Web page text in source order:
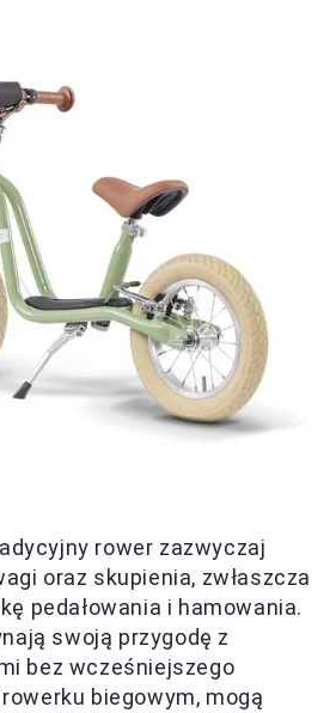
rower zazwyczaj
oraz skupienia, zwłaszcza
pedałowania i hamowania.
swoją przygodę z
bez wcześniejszego
biegowym, mogą